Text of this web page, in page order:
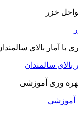
سالمندان
آموزشی